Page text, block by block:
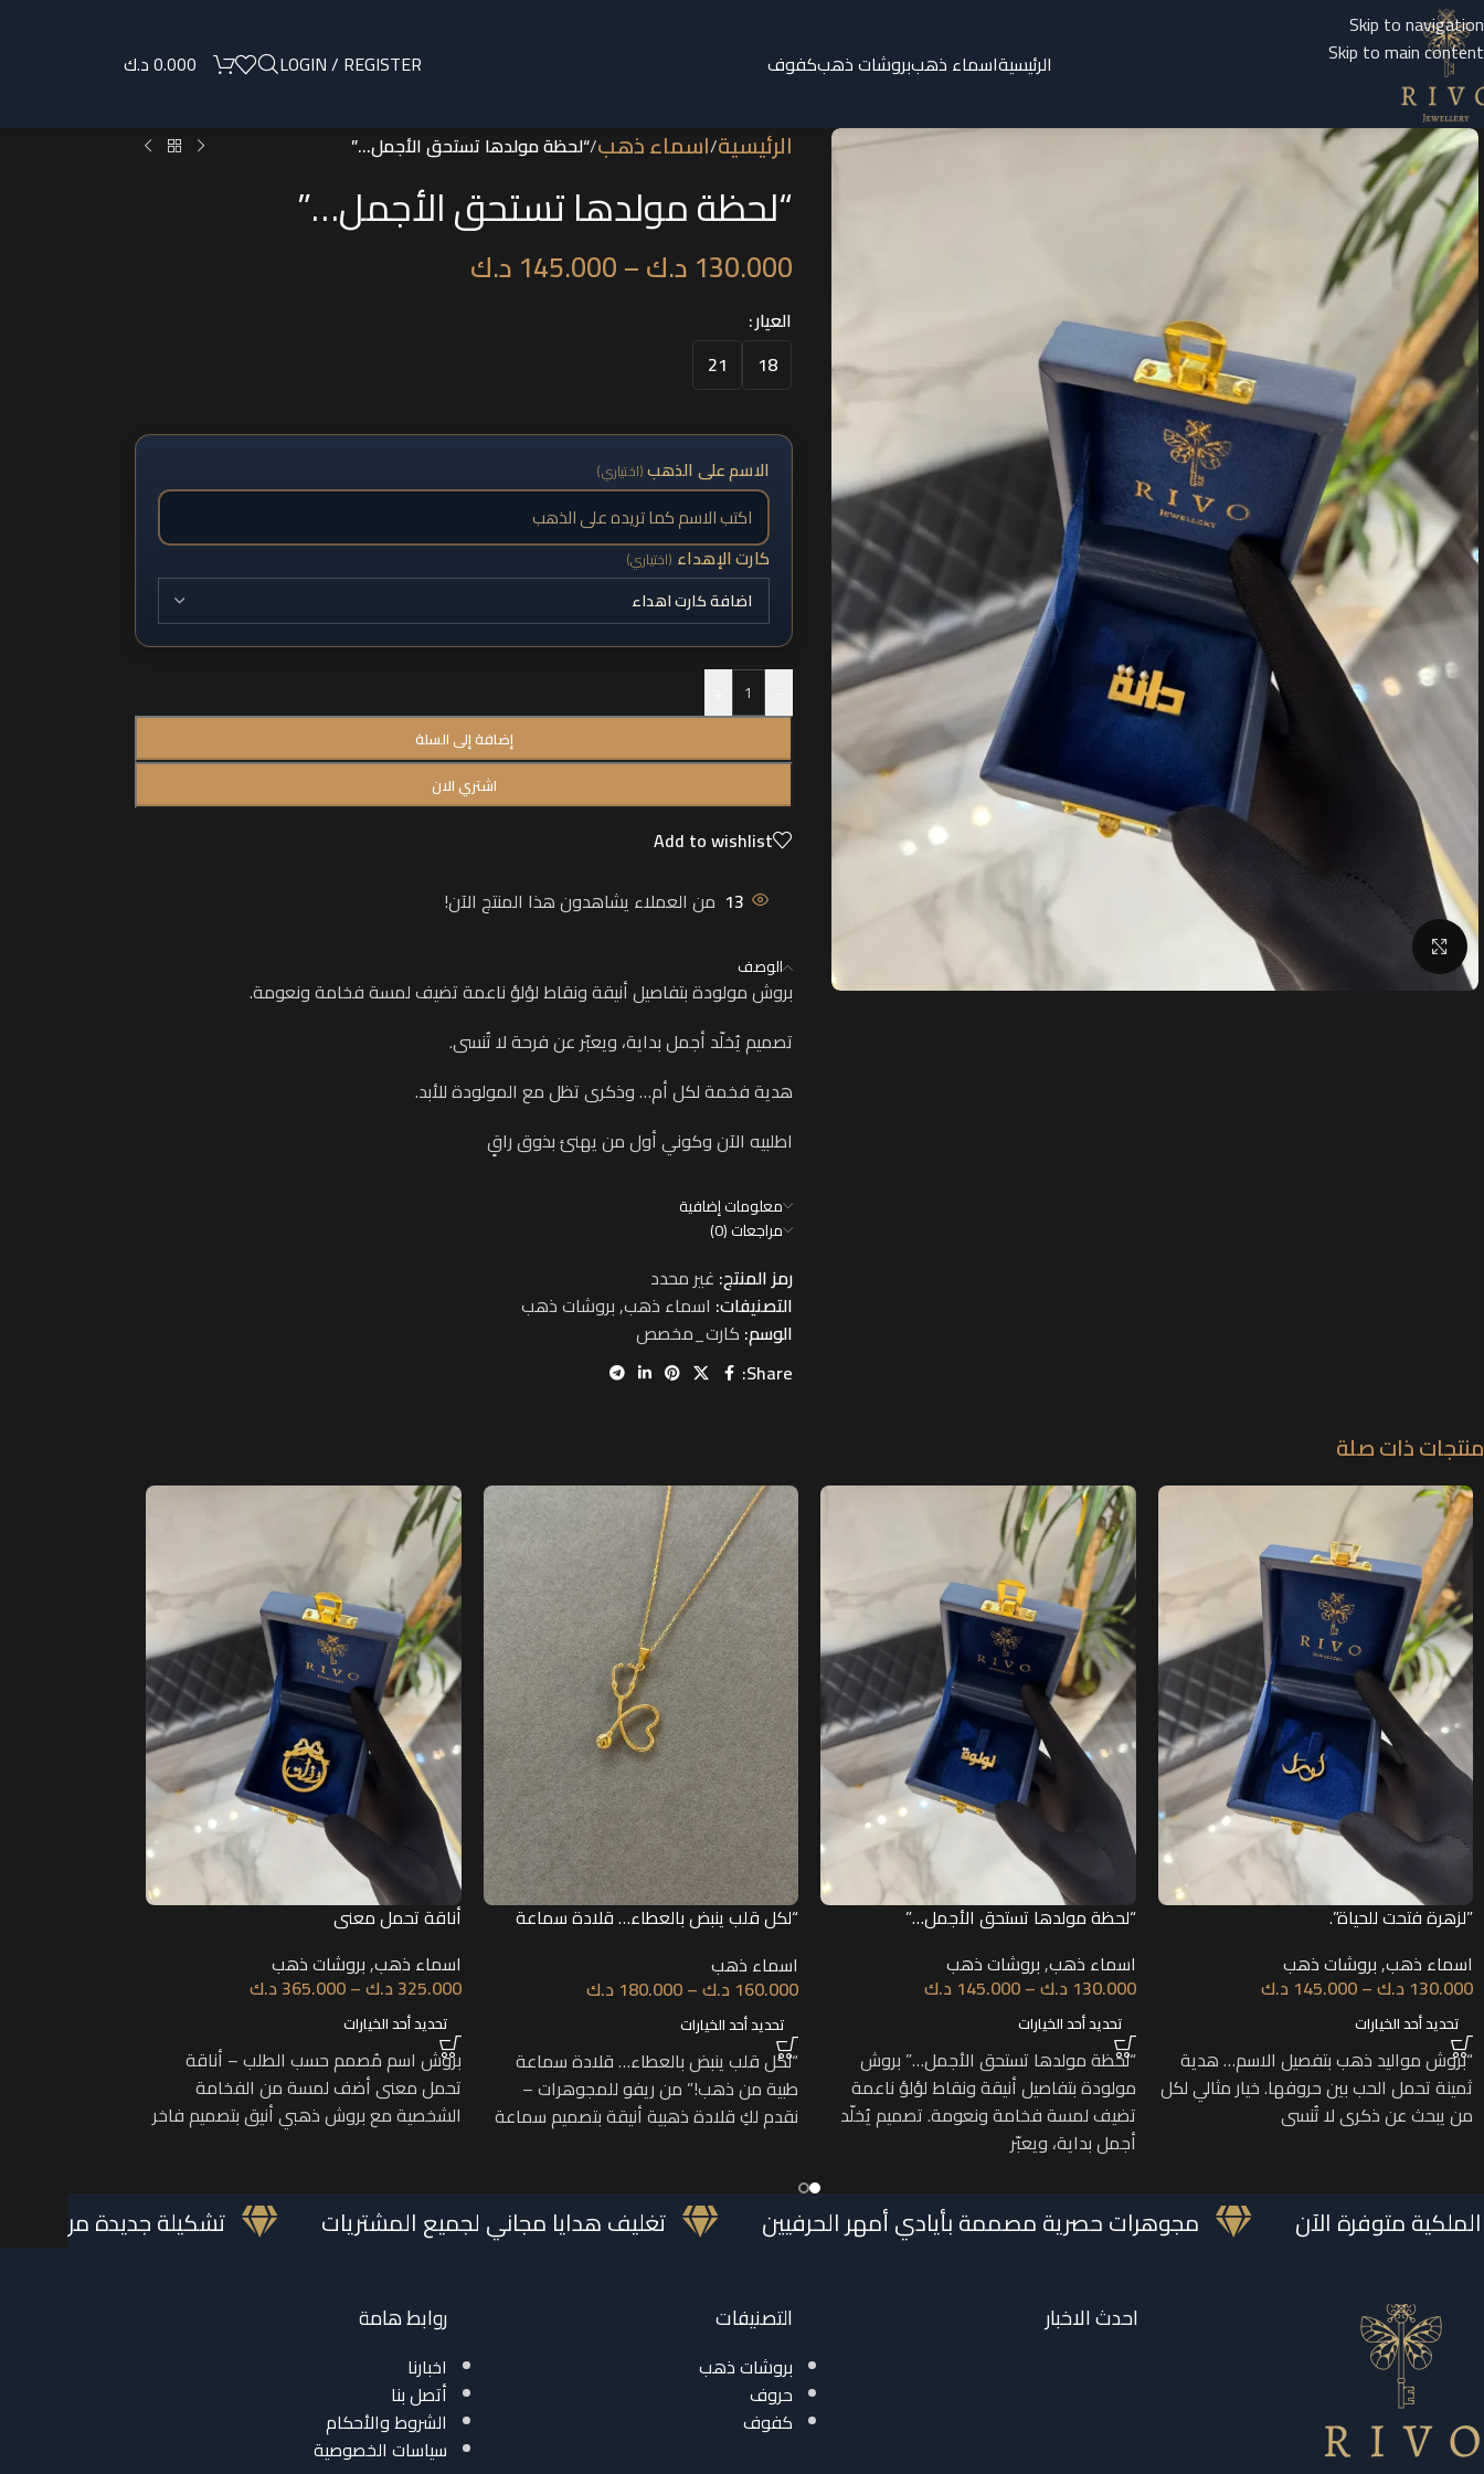
Skip to navigation
Skip to main content
الرئيسيةاسماء ذهببروشات ذهبكفوف LOGIN / REGISTER
0.000د.ك
الرئيسية/اسماء ذهب/“لحظة مولدها تستحق الأجمل…”
“لحظة مولدها تستحق الأجمل…”
130.000د.ك–
145.000د.ك
العيار
18
21
الاسم على الذهب(اختياري)
كارت الإهداء (اختياري)
إضافة إلى السلة
اشتري الان
Add to wishlist
13 من العملاء يشاهدون هذا المنتج الآن!
الوصف
بروش مولودة بتفاصيل أنيقة ونقاط لؤلؤ ناعمة تضيف لمسة فخامة ونعومة.
تصميم يُخلّد أجمل بداية، ويعبّر عن فرحة لا تُنسى.
هدية فخمة لكل أم… وذكرى تظل مع المولودة للأبد.
اطلبيه الآن وكوني أول من يهنئ بذوق راقٍ
معلومات إضافية
مراجعات (0)
رمز المنتج: غير محدد
التصنيفات: اسماء ذهب,بروشات ذهب
الوسم: كارت_مخصص
Share:
منتجات ذات صلة
”لزهرة فتحت للحياة”.
اسماء ذهب,بروشات ذهب
130.000 د.ك–
145.000 د.ك
تحديد أحد الخيارات
“بروش مواليد ذهب بتفصيل الاسم… هدية
ثمينة تحمل الحب بين حروفها. خيار مثالي لكل
من يبحث عن ذكرى لا تُنسى
“لحظة مولدها تستحق الأجمل…”
اسماء ذهب,بروشات ذهب
130.000 د.ك–
145.000 د.ك
تحديد أحد الخيارات
“لحظة مولدها تستحق الأجمل…” بروش
مولودة بتفاصيل أنيقة ونقاط لؤلؤ ناعمة
تضيف لمسة فخامة ونعومة. تصميم يُخلّد
أجمل بداية، ويعبّر
“لكل قلب ينبض بالعطاء… قلادة سماعة
اسماء ذهب
160.000 د.ك–
180.000 د.ك
تحديد أحد الخيارات
“لكل قلب ينبض بالعطاء… قلادة سماعة
طبية من ذهب!” من ريفو للمجوهرات –
نقدم لكِ قلادة ذهبية أنيقة بتصميم سماعة
أناقة تحمل معنى
اسماء ذهب,بروشات ذهب
325.000د.ك–
365.000د.ك
تحديد أحد الخيارات
بروش اسم مُصمم حسب الطلب – أناقة
تحمل معنى أضف لمسة من الفخامة
الشخصية مع بروش ذهبي أنيق بتصميم فاخر
الملكية متوفرة الآن مجوهرات حصرية مصممة بأيادي أمهر الحرفيين تغليف هدايا مجاني لجميع المشتريات تشكيلة جديدة من
احدث الاخبار التصنيفات
بروشات ذهب
حروف
كفوف
روابط هامة
اخبارنا
أتصل بنا
الشروط والأحكام
سياسات الخصوصية